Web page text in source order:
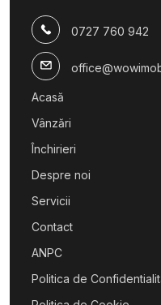
0727 760 942
Acasă
Vânzări
Închirieri
Despre noi
Servicii
Contact
ANPC
Politica de